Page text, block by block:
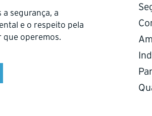
segurança, a
e o respeito pela
que operemos.
next chapter, we have also
Hy-Tech Drilling Chile Hy-Tech
Pamela Aravena Vitali, General